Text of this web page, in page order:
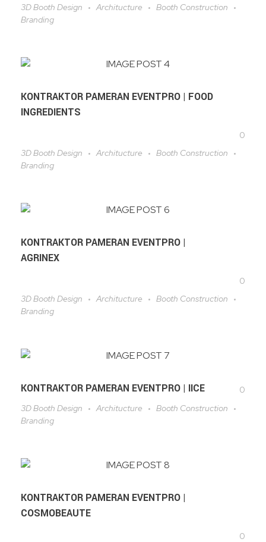
3D Booth Design
Architucture
Booth Construction
Branding
KONTRAKTOR PAMERAN EVENTPRO | FOOD
INGREDIENTS
0
3D Booth Design
Architucture
Booth Construction
Branding
KONTRAKTOR PAMERAN EVENTPRO |
AGRINEX
0
3D Booth Design
Architucture
Booth Construction
Branding
KONTRAKTOR PAMERAN EVENTPRO | IICE
0
3D Booth Design
Architucture
Booth Construction
Branding
KONTRAKTOR PAMERAN EVENTPRO |
COSMOBEAUTE
0